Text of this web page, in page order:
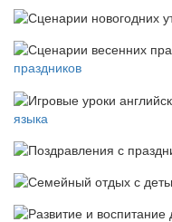
праздников
языка